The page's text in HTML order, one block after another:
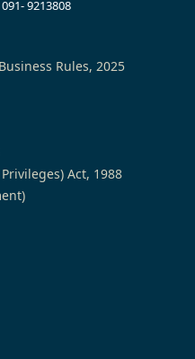
9213808
Rules, 2025
Act, 1988